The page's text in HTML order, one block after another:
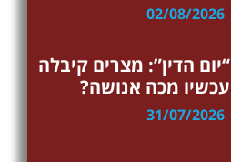
02/08/2026
“יום הדין”: מצרים קיבלה
עכשיו מכה אנושה?
31/07/2026